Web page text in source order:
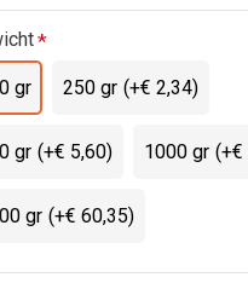
gr 250 gr (+€ 2,34)
gr (+€ 5,60) 1000 gr (+€
gr (+€ 60,35)